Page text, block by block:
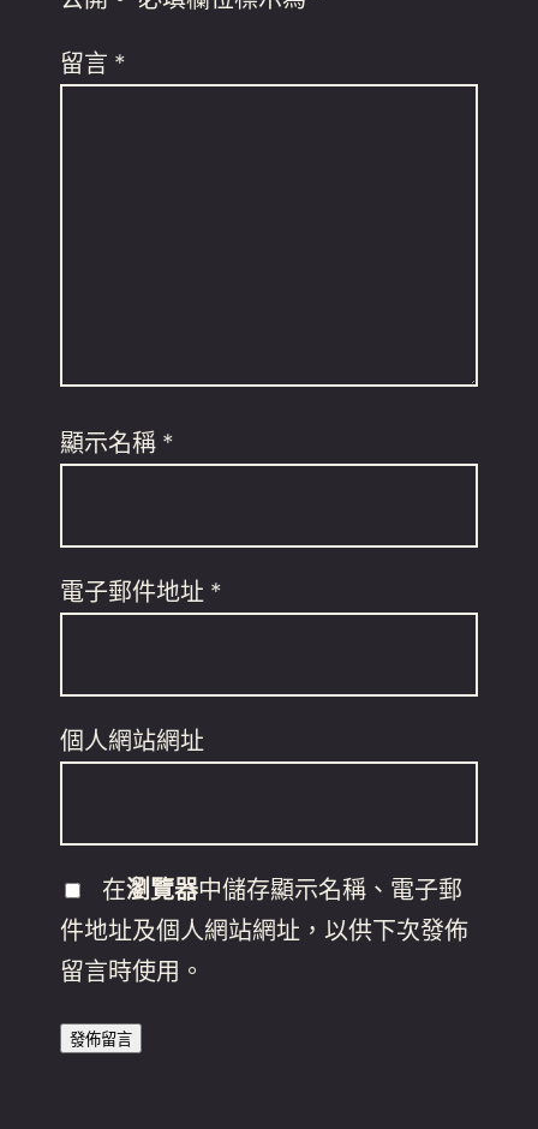
留言 *
顯示名稱 *
電子郵件地址 *
個人網站網址
在瀏覽器中儲存顯示名稱、電子郵
件地址及個人網站網址，以供下次發佈
留言時使用。